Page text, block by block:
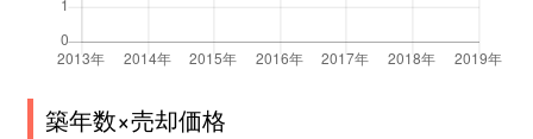
築年数×売却価格